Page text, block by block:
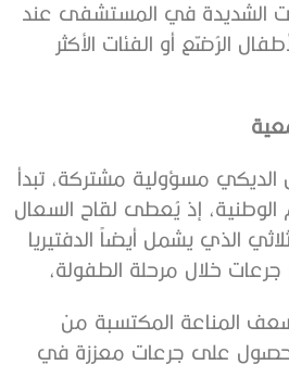
الشديدة في المستشفى عند
الرُضّع أو الفئات الأكثر
الديكي مسؤولية مشتركة، تبدأ
الوطنية، إذ يُعطى لقاح السعال
الذي يشمل أيضاً الدفتيريا
خلال مرحلة الطفولة،
المناعة المكتسبة من
على جرعات معززة في